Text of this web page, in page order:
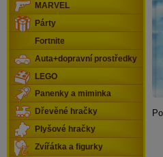
MARVEL
Párty
Fortnite
Auta+dopravní prostředky
LEGO
Panenky a miminka
Dřevěné hračky
Plyšové hračky
Zvířátka a figurky